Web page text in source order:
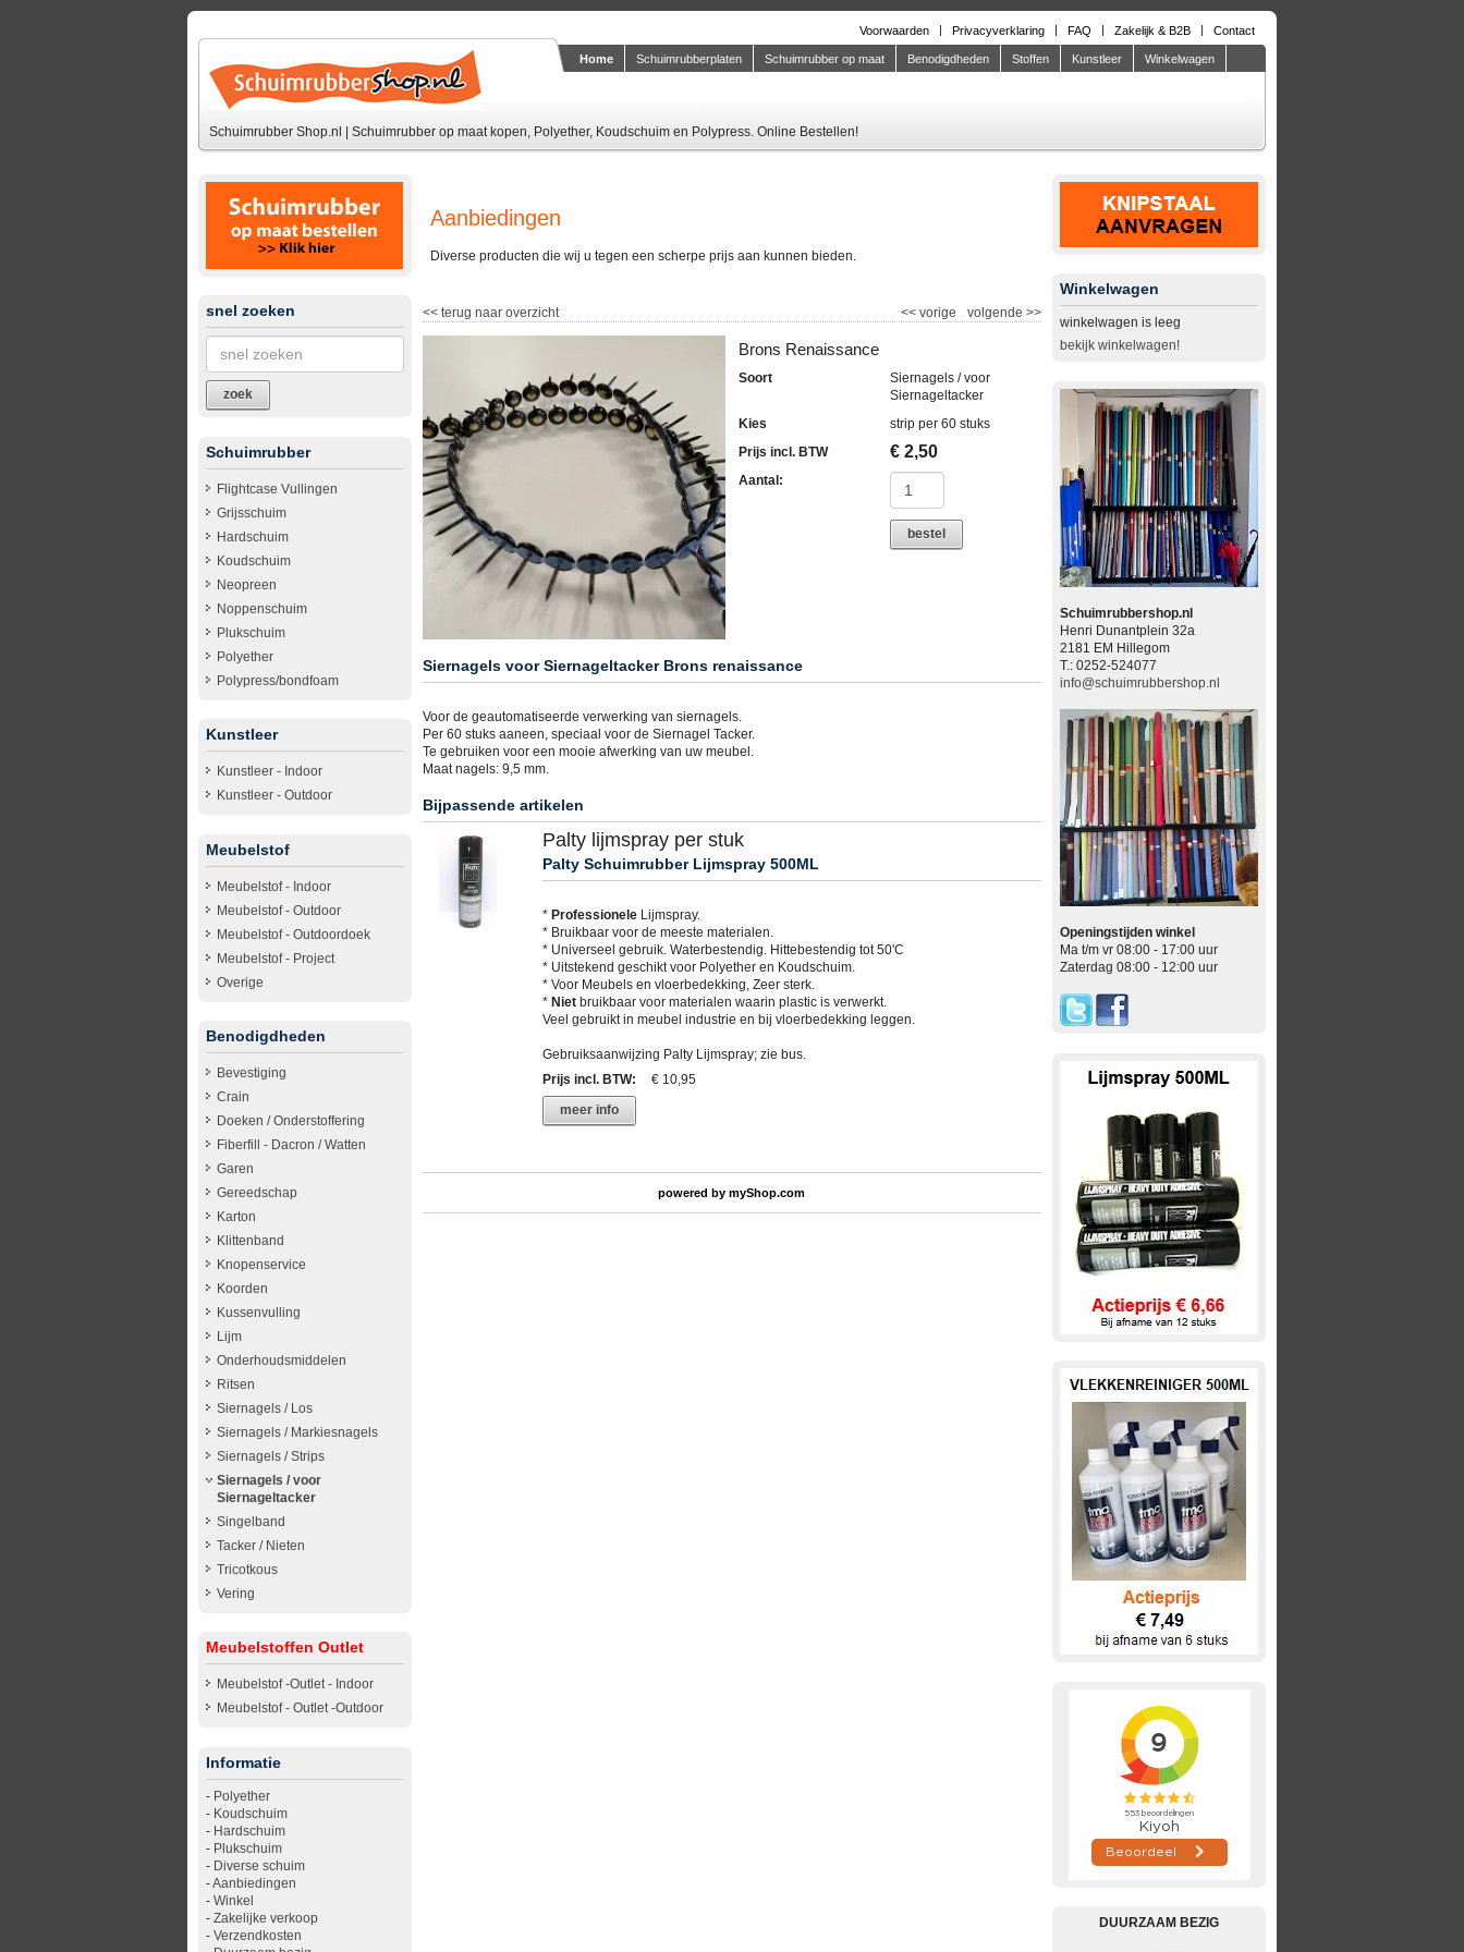
Voorwaarden Privacyverklaring FAQ Zakelijk & B2B Contact
Schuimrubber Shop.nl | Schuimrubber op maat kopen, Polyether, Koudschuim en Polypress. Online Bestellen!
Home Schuimrubberplaten Schuimrubber op maat Benodigdheden Stoffen Kunstleer Winkelwagen
snel zoeken
zoek
Schuimrubber
Flightcase Vullingen
Grijsschuim
Hardschuim
Koudschuim
Neopreen
Noppenschuim
Plukschuim
Polyether
Polypress/bondfoam
Kunstleer
Kunstleer - Indoor
Kunstleer - Outdoor
Meubelstof
Meubelstof - Indoor
Meubelstof - Outdoor
Meubelstof - Outdoordoek
Meubelstof - Project
Overige
Benodigdheden
Bevestiging
Crain
Doeken / Onderstoffering
Fiberfill - Dacron / Watten
Garen
Gereedschap
Karton
Klittenband
Knopenservice
Koorden
Kussenvulling
Lijm
Onderhoudsmiddelen
Ritsen
Siernagels / Los
Siernagels / Markiesnagels
Siernagels / Strips
Siernagels / voor
Siernageltacker
Singelband
Tacker / Nieten
Tricotkous
Vering
Meubelstoffen Outlet
Meubelstof -Outlet - Indoor
Meubelstof - Outlet -Outdoor
Informatie
- Polyether
- Koudschuim
- Hardschuim
- Plukschuim
- Diverse schuim
-Aanbiedingen
- Winkel
- Zakelijke verkoop
- Verzendkosten
Aanbiedingen
Diverse producten die wij u tegen een scherpe prijs aan kunnen bieden.
<< terug naar overzicht volgende >>
<<vorige
Brons Renaissance
Soort
Siernagels / voor
Siernageltacker
Kies
strip per 60 stuks
Prijs incl. BTW
€ 2,50
Aantal:
bestel
Siernagels voor Siernageltacker Brons renaissance
Voor de geautomatiseerde verwerking van siernagels.
Per 60 stuks aaneen, speciaal voor de Siernagel Tacker.
Te gebruiken voor een mooie afwerking van uw meubel.
Maat nagels: 9,5 mm.
Bijpassende artikelen
Palty lijmspray per stuk
Palty Schuimrubber Lijmspray 500ML
* ProfessioneleLijmspray.
* Bruikbaar voor de meeste materialen.
* Universeel gebruik. Waterbestendig. Hittebestendig tot 50'C
* Uitstekend geschikt voor Polyether en Koudschuim.
* Voor Meubels en vloerbedekking, Zeer sterk.
* Nietbruikbaar voor materialen waarin plastic is verwerkt.
Veel gebruikt in meubel industrie en bij vloerbedekking leggen.
Gebruiksaanwijzing Palty Lijmspray; zie bus.
Prijs incl. BTW:
€ 10,95
meer info
powered bymyShop.com
Winkelwagen
winkelwagen is leeg
bekijk winkelwagen!
Schuimrubbershop.nl
Henri Dunantplein 32a
2181 EM Hillegom
T.: 0252-524077
info@schuimrubbershop.nl
Openingstijden winkel
Ma t/m vr 08:00 - 17:00 uur
Zaterdag 08:00 - 12:00 uur
DUURZAAM BEZIG